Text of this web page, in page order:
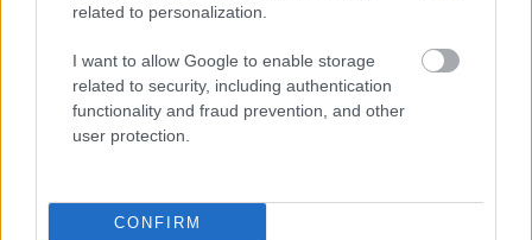
related to personalization.
I want to allow Google to enable storage
related to security, including authentication
functionality and fraud prevention, and other
user protection.
CONFIRM
Jön még kép!